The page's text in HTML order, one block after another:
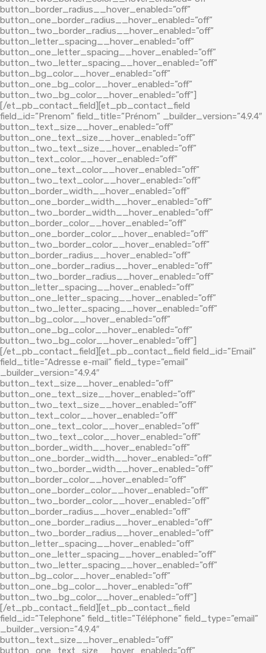
button_border_radius__hover_enabled=”off”
button_one_border_radius__hover_enabled=”off”
button_two_border_radius__hover_enabled=”off”
button_letter_spacing__hover_enabled=”off”
button_one_letter_spacing__hover_enabled=”off”
button_two_letter_spacing__hover_enabled=”off”
button_bg_color__hover_enabled=”off”
button_one_bg_color__hover_enabled=”off”
button_two_bg_color__hover_enabled=”off”]
[/et_pb_contact_field][et_pb_contact_field
field_id=”Prenom” field_title=”Prénom” _builder_version=”4.9.4″
button_text_size__hover_enabled=”off”
button_one_text_size__hover_enabled=”off”
button_two_text_size__hover_enabled=”off”
button_text_color__hover_enabled=”off”
button_one_text_color__hover_enabled=”off”
button_two_text_color__hover_enabled=”off”
button_border_width__hover_enabled=”off”
button_one_border_width__hover_enabled=”off”
button_two_border_width__hover_enabled=”off”
button_border_color__hover_enabled=”off”
button_one_border_color__hover_enabled=”off”
button_two_border_color__hover_enabled=”off”
button_border_radius__hover_enabled=”off”
button_one_border_radius__hover_enabled=”off”
button_two_border_radius__hover_enabled=”off”
button_letter_spacing__hover_enabled=”off”
button_one_letter_spacing__hover_enabled=”off”
button_two_letter_spacing__hover_enabled=”off”
button_bg_color__hover_enabled=”off”
button_one_bg_color__hover_enabled=”off”
button_two_bg_color__hover_enabled=”off”]
[/et_pb_contact_field][et_pb_contact_field field_id=”Email”
field_title=”Adresse e-mail” field_type=”email”
_builder_version=”4.9.4″
button_text_size__hover_enabled=”off”
button_one_text_size__hover_enabled=”off”
button_two_text_size__hover_enabled=”off”
button_text_color__hover_enabled=”off”
button_one_text_color__hover_enabled=”off”
button_two_text_color__hover_enabled=”off”
button_border_width__hover_enabled=”off”
button_one_border_width__hover_enabled=”off”
button_two_border_width__hover_enabled=”off”
button_border_color__hover_enabled=”off”
button_one_border_color__hover_enabled=”off”
button_two_border_color__hover_enabled=”off”
button_border_radius__hover_enabled=”off”
button_one_border_radius__hover_enabled=”off”
button_two_border_radius__hover_enabled=”off”
button_letter_spacing__hover_enabled=”off”
button_one_letter_spacing__hover_enabled=”off”
button_two_letter_spacing__hover_enabled=”off”
button_bg_color__hover_enabled=”off”
button_one_bg_color__hover_enabled=”off”
button_two_bg_color__hover_enabled=”off”]
[/et_pb_contact_field][et_pb_contact_field
field_id=”Telephone” field_title=”Téléphone” field_type=”email”
_builder_version=”4.9.4″
button_text_size__hover_enabled=”off”
button_one_text_size__hover_enabled=”off”